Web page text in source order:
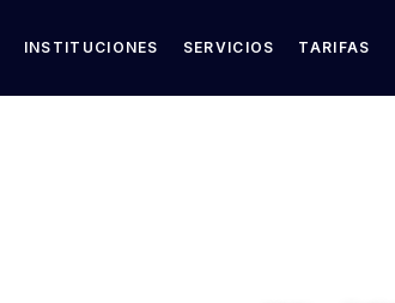
INSTITUCIONES SERVICIOS TARIFAS